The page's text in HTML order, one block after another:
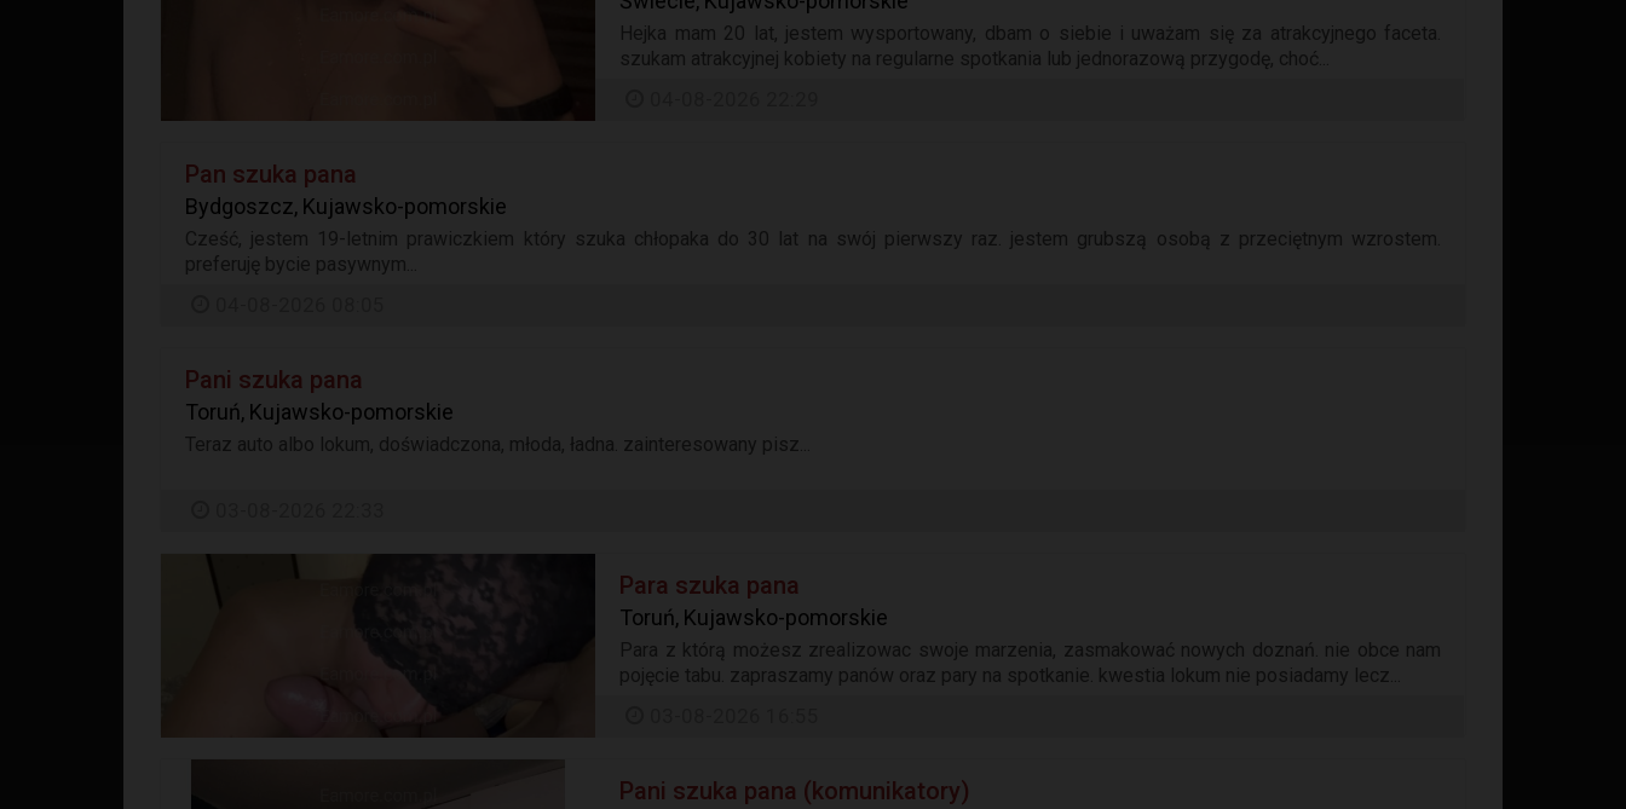
Hejka mam 20 lat, jestem wysportowany, dbam o siebie i uważam się za atrakcyjnego faceta.
szukam atrakcyjnej kobiety na regularne spotkania lub jednorazową przygodę, choć...
Pan szuka pana
Bydgoszcz, Kujawsko-pomorskie
Cześć, jestem 19-letnim prawiczkiem który szuka chłopaka do 30 lat na swój pierwszy raz. jestem grubszą osobą z przeciętnym wzrostem.
preferuję bycie pasywnym...
Pani szuka pana
Toruń, Kujawsko-pomorskie
Teraz auto albo lokum, doświadczona, młoda, ładna. zainteresowany pisz...
Para szuka pana
Toruń, Kujawsko-pomorskie
Para z którą możesz zrealizowac swoje marzenia, zasmakować nowych doznań. nie obce nam
pojęcie tabu. zapraszamy panów oraz pary na spotkanie. kwestia lokum nie posiadamy lecz...
Pani szuka pana (komunikatory)